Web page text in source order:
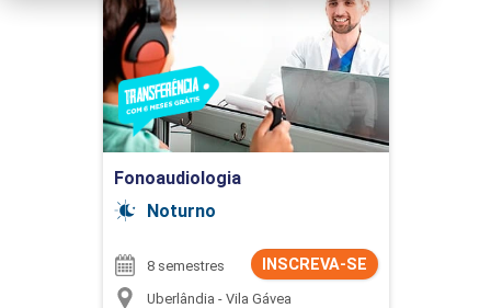
Fonoaudiologia
Noturno
INSCREVA-SE
8 semestres
Uberlândia - Vila Gávea
Detalhes do curso
Ir para Inscrição